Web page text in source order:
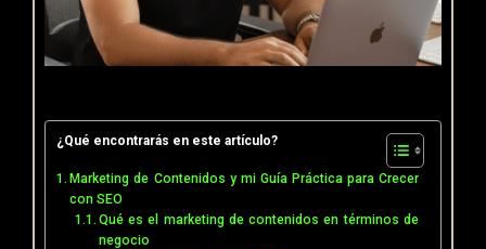
¿Qué encontrarás en este artículo?
Marketing de Contenidos y mi Guía Práctica para Crecer
con SEO
Qué es el marketing de contenidos en términos de
negocio